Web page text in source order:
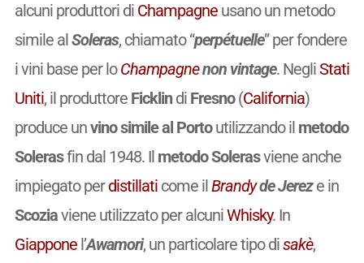
alcuni produttori di Champagneusano un metodo
simile alSoleras, chiamato “perpétuelle” per fondere
i vini base per loChampagnenon vintage. NegliStati
Uniti, il produttore Ficklindi Fresno(California)
produce unvino simile al Portoutilizzando il metodo
Solerasfin dal 1948. Il metodo Solerasviene anche
impiegato perdistillaticome ilBrandyde Jereze in
Scoziaviene utilizzato per alcuniWhisky. In
Giapponel’Awamori, un particolare tipo disakè,